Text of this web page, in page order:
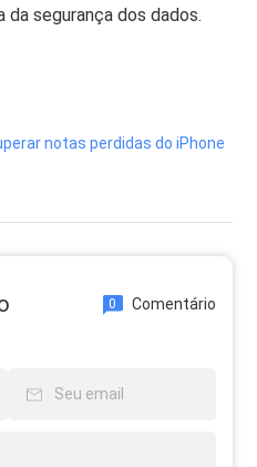
da segurança dos dados.
notas perdidas do iPhone
0 Comentário